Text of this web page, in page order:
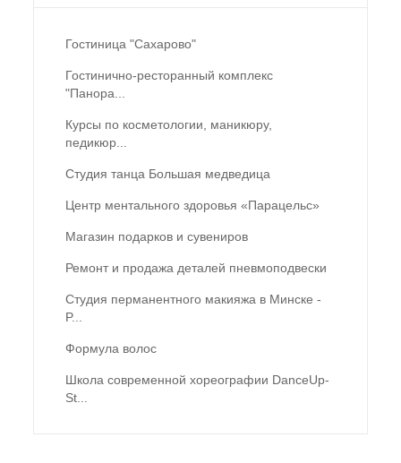
Гостиница "Сахарово"
Гостинично-ресторанный комплекс
"Панора...
Курсы по косметологии, маникюру,
педикюр...
Студия танца Большая медведица
Центр ментального здоровья «Парацельс»
Магазин подарков и сувениров
Ремонт и продажа деталей пневмоподвески
Студия перманентного макияжа в Минске -
P...
Формула волос
Школа современной хореографии DanceUp-
St...